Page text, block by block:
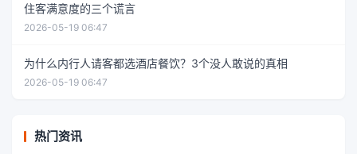
住客满意度的三个谎言
2026-05-19 06:47
为什么内行人请客都选酒店餐饮？3个没人敢说的真相
2026-05-19 06:47
热门资讯